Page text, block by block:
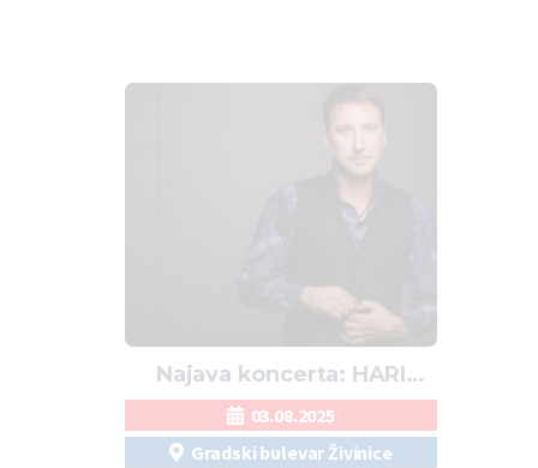
Najava koncerta: HARI
MATA HARI u Živinicama
03.08.2025
Gradski bulevar Živinice